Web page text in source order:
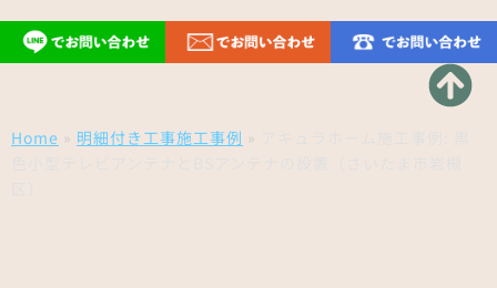
Home » 明細付き工事施工事例 »